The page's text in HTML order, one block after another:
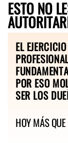
ESTO NO
EL
POR ESO
SER LOS
HOY MÁS